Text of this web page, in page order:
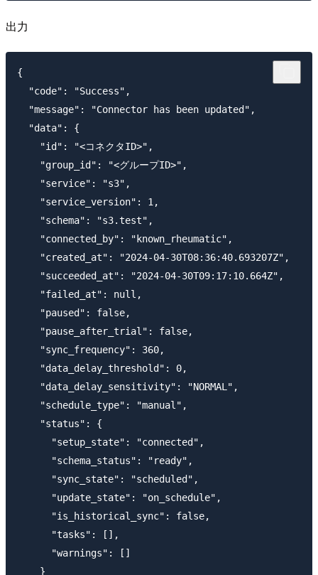
出力
{
  "code": "Success",
  "message": "Connector has been updated",
  "data": {
    "id": "<コネクタID>",
    "group_id": "<グループID>",
    "service": "s3",
    "service_version": 1,
    "schema": "s3.test",
    "connected_by": "known_rheumatic",
    "created_at": "2024-04-30T08:36:40.693207Z",
    "succeeded_at": "2024-04-30T09:17:10.664Z",
    "failed_at": null,
    "paused": false,
    "pause_after_trial": false,
    "sync_frequency": 360,
    "data_delay_threshold": 0,
    "data_delay_sensitivity": "NORMAL",
    "schedule_type": "manual",
    "status": {
      "setup_state": "connected",
      "schema_status": "ready",
      "sync_state": "scheduled",
      "update_state": "on_schedule",
      "is_historical_sync": false,
      "tasks": [],
      "warnings": []
    }